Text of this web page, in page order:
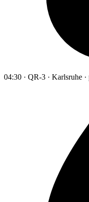
04:30 · QR-3 · Karlsruhe